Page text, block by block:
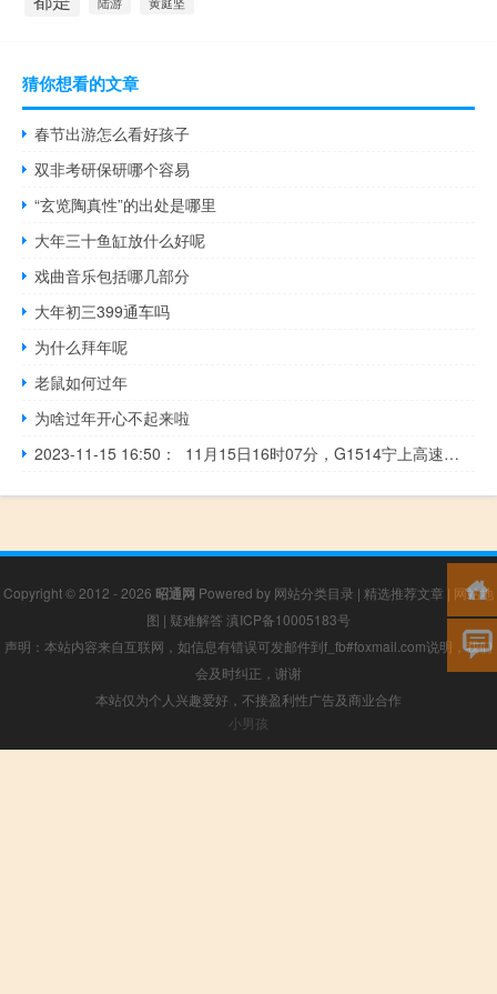
猜你想看的文章
春节出游怎么看好孩子
双非考研保研哪个容易
“玄览陶真性”的出处是哪里
大年三十鱼缸放什么好呢
戏曲音乐包括哪几部分
大年初三399通车吗
为什么拜年呢
老鼠如何过年
为啥过年开心不起来啦
2023-11-15 16:50： 11月15日16时07分，G1514宁上高速福建南平段伞街隧道内K272处（南平往宁德方向）发生事故，公路交通单向中断，事故占用紧急停车带及部分主车道，公路恢复通行时间待定。​​​
Copyright © 2012 - 2026 昭通网 Powered by 网站分类目录 | 精选推荐文章 | 网站地
图 | 疑难解答 滇ICP备10005183号
声明：本站内容来自互联网，如信息有错误可发邮件到f_fb#foxmail.com说明，我们
会及时纠正，谢谢
本站仅为个人兴趣爱好，不接盈利性广告及商业合作
小男孩